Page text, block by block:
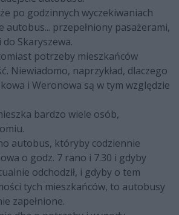
po godzinnych wyczekiwaniach
autobus... przepełniony pasażerami,
Skaryszewa.
potrzeby mieszkańców
Niewiadomo, naprzykład, dlaczego
i Weronowa są w tym względzie
bardzo wiele osób,
autobus, któryby codziennie
o godz. 7 rano i 7.30 i gdyby
odchodził, i gdyby o tem
tych mieszkańców, to autobusy
zapełnione.